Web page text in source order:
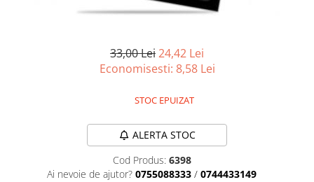
Protectii carti (Sleeves)
Deck Boxes/Cutii pentru carti
Portofolii/ Clasoare pentru carti
33,00 Lei24,42 Lei
Economisesti: 8,58 Lei
STOC EPUIZAT
ALERTA STOC
Cod Produs: 6398
Ai nevoie de ajutor? 0755088333 / 0744433149